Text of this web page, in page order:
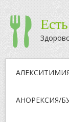
АНОРЕКСИЯ/